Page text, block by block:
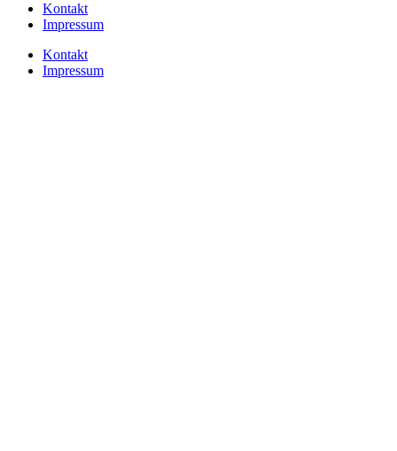
Kontakt
Impressum
Kontakt
Impressum